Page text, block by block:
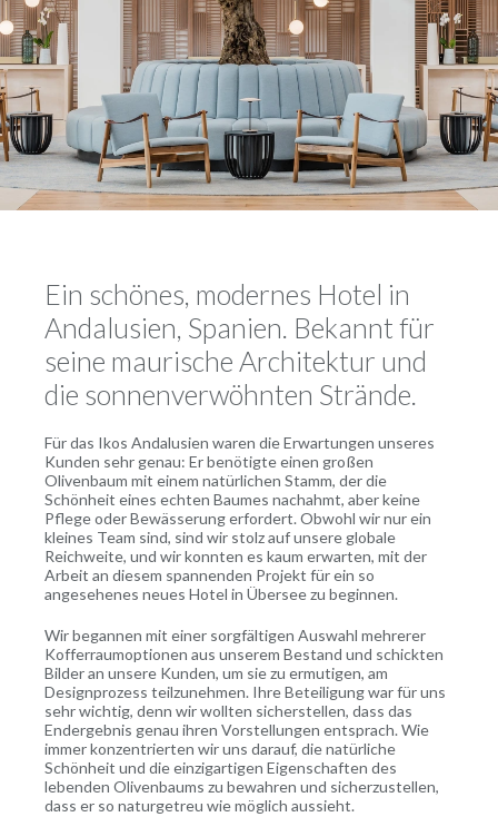
Ein schönes, modernes Hotel in
Andalusien, Spanien. Bekannt für
seine maurische Architektur und
die sonnenverwöhnten Strände.
Für das Ikos Andalusien waren die Erwartungen unseres
Kunden sehr genau: Er benötigte einen großen
Olivenbaum mit einem natürlichen Stamm, der die
Schönheit eines echten Baumes nachahmt, aber keine
Pflege oder Bewässerung erfordert. Obwohl wir nur ein
kleines Team sind, sind wir stolz auf unsere globale
Reichweite, und wir konnten es kaum erwarten, mit der
Arbeit an diesem spannenden Projekt für ein so
angesehenes neues Hotel in Übersee zu beginnen.
Wir begannen mit einer sorgfältigen Auswahl mehrerer
Kofferraumoptionen aus unserem Bestand und schickten
Bilder an unsere Kunden, um sie zu ermutigen, am
Designprozess teilzunehmen. Ihre Beteiligung war für uns
sehr wichtig, denn wir wollten sicherstellen, dass das
Endergebnis genau ihren Vorstellungen entsprach. Wie
immer konzentrierten wir uns darauf, die natürliche
Schönheit und die einzigartigen Eigenschaften des
lebenden Olivenbaums zu bewahren und sicherzustellen,
dass er so naturgetreu wie möglich aussieht.